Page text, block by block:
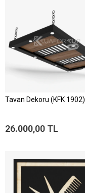
Tavan Dekoru (KFK 1902)
26.000,00 TL